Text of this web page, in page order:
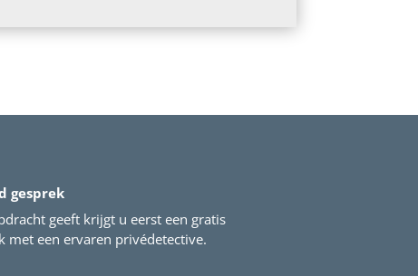
gesprek
geeft krijgt u eerst een gratis
met een ervaren privédetective.